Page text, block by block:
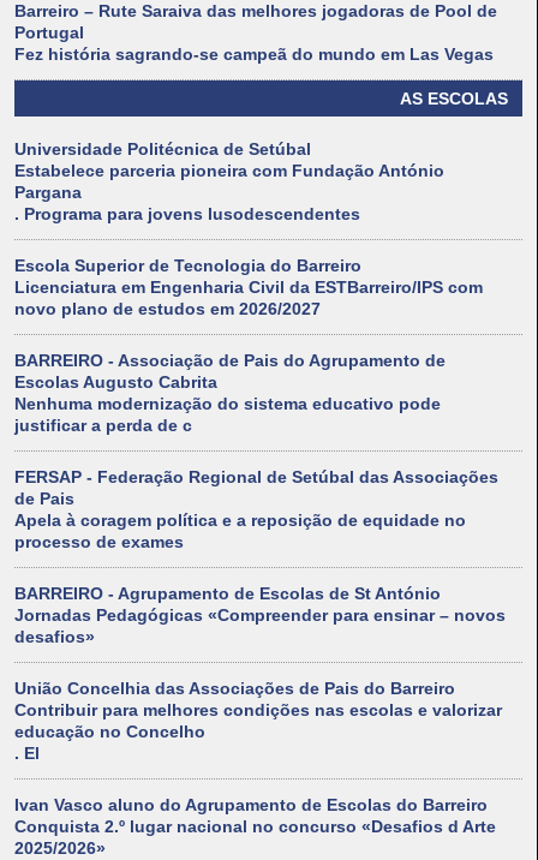
Barreiro – Rute Saraiva das melhores jogadoras de Pool de
Portugal
Fez história sagrando-se campeã do mundo em Las Vegas
AS ESCOLAS
Universidade Politécnica de Setúbal
Estabelece parceria pioneira com Fundação António
Pargana
. Programa para jovens lusodescendentes
Escola Superior de Tecnologia do Barreiro
Licenciatura em Engenharia Civil da ESTBarreiro/IPS com
novo plano de estudos em 2026/2027
BARREIRO - Associação de Pais do Agrupamento de
Escolas Augusto Cabrita
Nenhuma modernização do sistema educativo pode
justificar a perda de c
FERSAP - Federação Regional de Setúbal das Associações
de Pais
Apela à coragem política e a reposição de equidade no
processo de exames
BARREIRO - Agrupamento de Escolas de St António
Jornadas Pedagógicas «Compreender para ensinar – novos
desafios»
União Concelhia das Associações de Pais do Barreiro
Contribuir para melhores condições nas escolas e valorizar
educação no Concelho
. El
Ivan Vasco aluno do Agrupamento de Escolas do Barreiro
Conquista 2.º lugar nacional no concurso «Desafios d Arte
2025/2026»